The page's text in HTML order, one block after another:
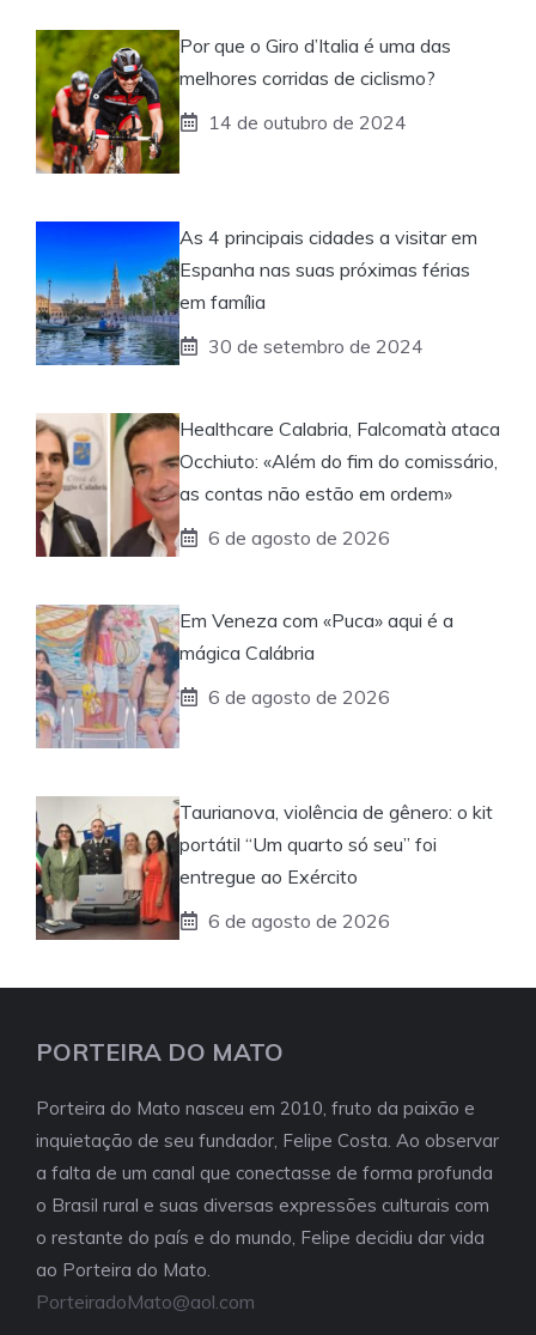
Por que o Giro d’Italia é uma das
melhores corridas de ciclismo?
14 de outubro de 2024
As 4 principais cidades a visitar em
Espanha nas suas próximas férias
em família
30 de setembro de 2024
Healthcare Calabria, Falcomatà ataca
Occhiuto: «Além do fim do comissário,
as contas não estão em ordem»
6 de agosto de 2026
Em Veneza com «Puca» aqui é a
mágica Calábria
6 de agosto de 2026
Taurianova, violência de gênero: o kit
portátil “Um quarto só seu” foi
entregue ao Exército
6 de agosto de 2026
PORTEIRA DO MATO
Porteira do Mato nasceu em 2010, fruto da paixão e
inquietação de seu fundador, Felipe Costa. Ao observar
a falta de um canal que conectasse de forma profunda
o Brasil rural e suas diversas expressões culturais com
o restante do país e do mundo, Felipe decidiu dar vida
ao Porteira do Mato.
PorteiradoMato@aol.com